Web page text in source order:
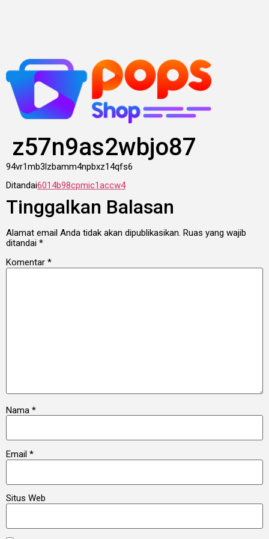
konten
z57n9as2wbjo87
94vr1mb3lzbamm4npbxz14qfs6
Ditandai6014b98cpmic1accw4
Tinggalkan Balasan
Alamat email Anda tidak akan dipublikasikan. Ruas yang wajib
ditandai *
Komentar *
Nama *
Email *
Situs Web